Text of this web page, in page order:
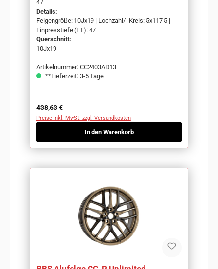
47
Details:
Felgengröße: 10Jx19 | Lochzahl/ -Kreis: 5x117,5 |
Einpresstiefe (ET): 47
Querschnitt:
10Jx19
Artikelnummer: CC2403AD13
**Lieferzeit: 3-5 Tage
Regulärer Preis:
438,63 €
Preise inkl. MwSt. zzgl. Versandkosten
In den Warenkorb